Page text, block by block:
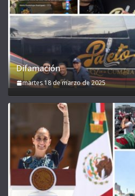
Difamación
martes 18 de marzo de 2025